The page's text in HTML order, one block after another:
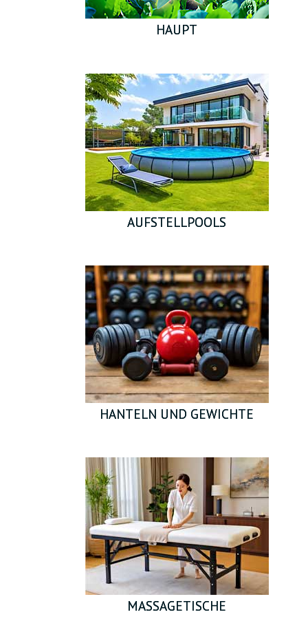
ZUBEHÖR FÜR GEWÄCHSHÄUSER
FRÜHBEET
BEETEINFASSUNGEN UND GARTENWEGE
GESUNDHEIT UND SCHÖNHEIT
AGROFOLIEN UND FOLIEN
STÜTZEN FÜR PFLANZEN UND STRÄUCHER
BEETEINFASSUNGEN UND GARTENWEGE
SCHWEIßGERÄTE UND ZUBEHÖR
STYROPORSCHNEIDER
HOLZBEARBEITUNGSMASCHINEN
HAUSHALTSWAREN
TÖPFE FÜR PFLANZEN UND UMPFLANZEN
SPRÜHGERÄTE UND BEWÄSSERUNGSSYSTEME
FÜR HOF UND GARTEN
STABMATTENZÄUNE 3D- 2D
BABYARTIKEL UND BABYAUSSTATTUNG
HAUPT
AUFSTELLPOOLS
HANTELN UND GEWICHTE
MASSAGETISCHE